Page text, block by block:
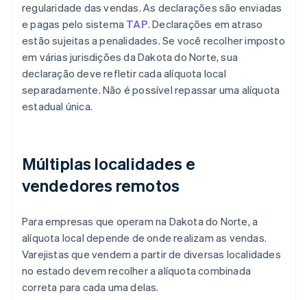
regularidade das vendas. As declarações são enviadas
e pagas pelo sistema TAP. Declarações em atraso
estão sujeitas a penalidades. Se você recolher imposto
em várias jurisdições da Dakota do Norte, sua
declaração deve refletir cada alíquota local
separadamente. Não é possível repassar uma alíquota
estadual única.
Múltiplas localidades e
vendedores remotos
Para empresas que operam na Dakota do Norte, a
alíquota local depende de onde realizam as vendas.
Varejistas que vendem a partir de diversas localidades
no estado devem recolher a alíquota combinada
correta para cada uma delas.